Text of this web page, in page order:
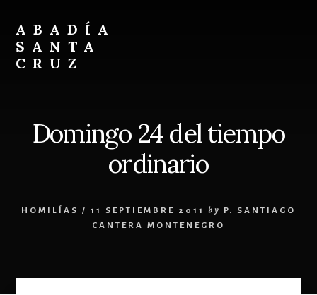
content
footer
ABADÍA
SANTA
CRUZ
Domingo 24 del tiempo
ordinario
HOMILÍAS / 11 SEPTIEMBRE 2011 by
P. SANTIAGO
CANTERA MONTENEGRO